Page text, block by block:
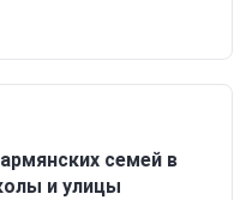
теория, а часть моей
семей в
и улицы